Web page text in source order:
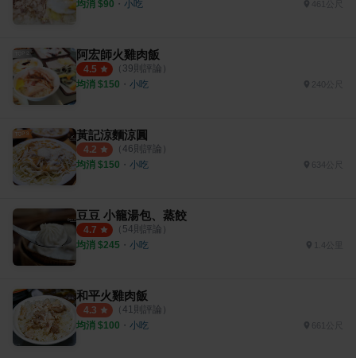
均消 $90 ・ 小吃
阿宏師火雞肉飯
4.5 （ 39則評論）
均消 $150 ・ 小吃
黃記涼麵涼圓
4.2 （ 46則評論）
均消 $150 ・ 小吃
豆豆 小籠湯包、蒸餃
4.7 （ 54則評論）
均消 $245 ・ 小吃
和平火雞肉飯
4.3 （ 41則評論）
均消 $100 ・ 小吃